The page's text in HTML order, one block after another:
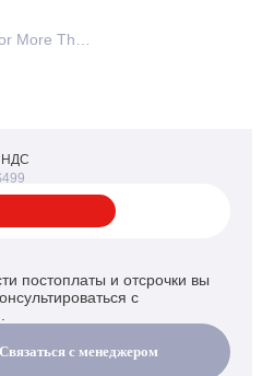
НДС
постоплаты и отсрочки вы
с
Связаться с менеджером